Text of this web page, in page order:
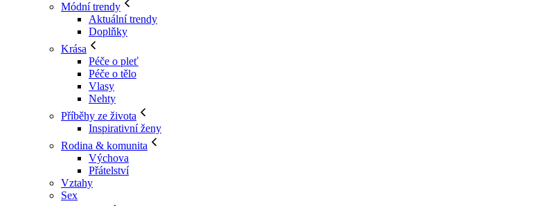
Módní trendy
Aktuální trendy
Doplňky
Krása
Péče o pleť
Péče o tělo
Vlasy
Nehty
Příběhy ze života
Inspirativní ženy
Rodina & komunita
Výchova
Přátelství
Vztahy
Sex